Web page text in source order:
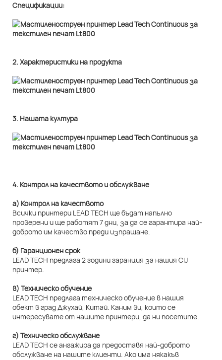
Спецификации:
2. Характеристики на продукта
3. Нашата култура
4. Контрол на качеството и обслужване
а) Контрол на качеството
Всички принтери LEAD TECH ще бъдат напълно
проверени и ще работят 7 дни, за да се гарантира най-
доброто им качество преди изпращане.
б) Гаранционен срок
LEAD TECH предлага 2 години гаранция за нашия CIJ
принтер.
в) Техническо обучение
LEAD TECH предлага техническо обучение в нашия
обект в град Джухай, Китай. Каним ви, които се
интересувате от нашите принтери, да ни посетите.
г) Техническо обслужване
LEAD TECH се ангажира да предоставя най-доброто
обслужване на нашите клиенти. Ако има някакъв